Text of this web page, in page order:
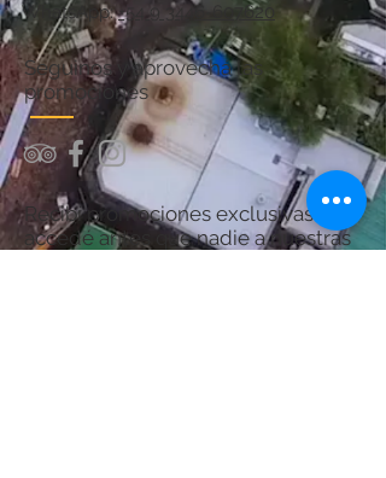
WhatsApp:+54 9 3446-607620
Seguinos y aprovechá las
promociones
Recibí promociones exclusivas y
accedé antes que nadie a nuestras